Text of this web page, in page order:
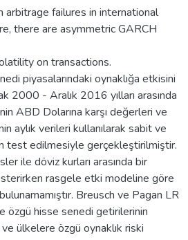
failures in international
there are asymmetric GARCH
on transactions.
piyasalarındaki oynaklığa etkisini
2000 - Aralık 2016 yılları arasında
ABD Dolarına karşı değerleri ve
aylık verileri kullanılarak sabit ve
test edilmesiyle gerçekleştirilmiştir.
ile döviz kurları arasında bir
rasgele etki modeline göre
Breusch ve Pagan LR
özgü hisse senedi getirilerinin
ülkelere özgü oynaklık riski